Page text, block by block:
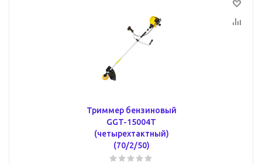
Триммер бензиновый
GGT-15004Т
(четырехтактный)
(70/2/50)